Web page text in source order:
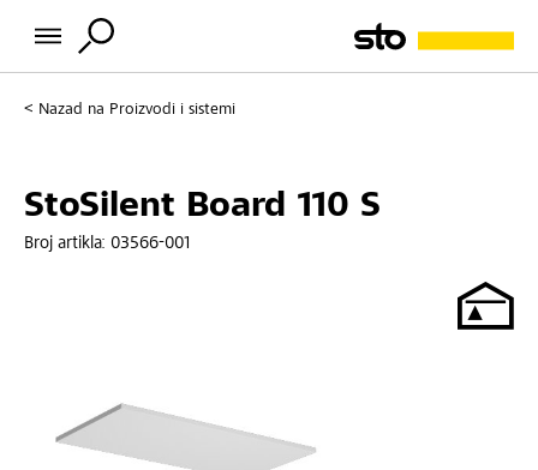
Nazad na Proizvodi i sistemi
StoSilent Board 110 S
Broj artikla: 03566-001